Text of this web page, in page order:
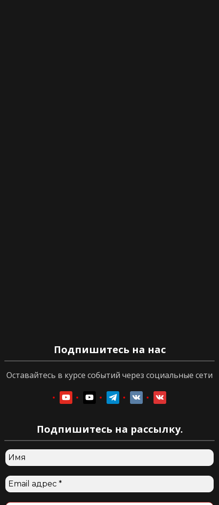
Подпишитесь на нас
Оставайтесь в курсе событий через социальные сети
youtubeyoutubetelegramvkontaktevkontakte
Подпишитесь на рассылку.